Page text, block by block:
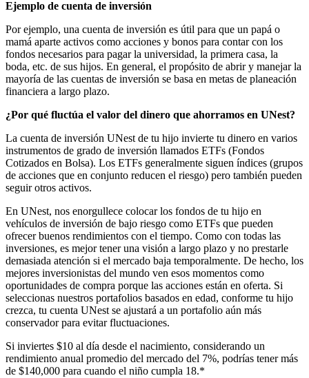
Ejemplo de cuenta de inversión
Por ejemplo, una cuenta de inversión es útil para que un papá o
mamá aparte activos como acciones y bonos para contar con los
fondos necesarios para pagar la universidad, la primera casa, la
boda, etc. de sus hijos. En general, el propósito de abrir y manejar la
mayoría de las cuentas de inversión se basa en metas de planeación
financiera a largo plazo.
¿Por qué fluctúa el valor del dinero que ahorramos en UNest?
La cuenta de inversión UNest de tu hijo invierte tu dinero en varios
instrumentos de grado de inversión llamados ETFs (Fondos
Cotizados en Bolsa). Los ETFs generalmente siguen índices (grupos
de acciones que en conjunto reducen el riesgo) pero también pueden
seguir otros activos.
En UNest, nos enorgullece colocar los fondos de tu hijo en
vehículos de inversión de bajo riesgo como ETFs que pueden
ofrecer buenos rendimientos con el tiempo. Como con todas las
inversiones, es mejor tener una visión a largo plazo y no prestarle
demasiada atención si el mercado baja temporalmente. De hecho, los
mejores inversionistas del mundo ven esos momentos como
oportunidades de compra porque las acciones están en oferta. Si
seleccionas nuestros portafolios basados en edad, conforme tu hijo
crezca, tu cuenta UNest se ajustará a un portafolio aún más
conservador para evitar fluctuaciones.
Si inviertes $10 al día desde el nacimiento, considerando un
rendimiento anual promedio del mercado del 7%, podrías tener más
de $140,000 para cuando el niño cumpla 18.*